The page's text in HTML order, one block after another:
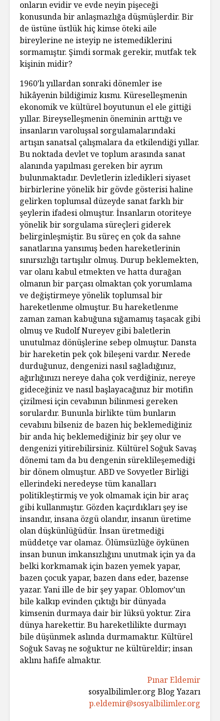
onların evidir ve evde neyin pişeceği
konusunda bir anlaşmazlığa düşmüşlerdir. Bir
de üstüne üstlük hiç kimse öteki aile
bireylerine ne isteyip ne istemediklerini
sormamıştır. Şimdi sormak gerekir, mutfak tek
kişinin midir?
1960’lı yıllardan sonraki dönemler ise
hikâyenin bildiğimiz kısmı. Küreselleşmenin
ekonomik ve kültürel boyutunun el ele gittiği
yıllar. Bireyselleşmenin öneminin arttığı ve
insanların varoluşsal sorgulamalarındaki
artışın sanatsal çalışmalara da etkilendiği yıllar.
Bu noktada devlet ve toplum arasında sanat
alanında yapılması gereken bir ayrım
bulunmaktadır. Devletlerin izledikleri siyaset
birbirlerine yönelik bir gövde gösterisi haline
gelirken toplumsal düzeyde sanat farklı bir
şeylerin ifadesi olmuştur. İnsanların otoriteye
yönelik bir sorgulama süreçleri giderek
belirginleşmiştir. Bu süreç en çok da sahne
sanatlarına yansımış beden hareketlerinin
sınırsızlığı tartışılır olmuş. Durup beklemekten,
var olanı kabul etmekten ve hatta durağan
olmanın bir parçası olmaktan çok yorumlama
ve değiştirmeye yönelik toplumsal bir
hareketlenme olmuştur. Bu hareketlenme
zaman zaman kabuğuna sığamamış taşacak gibi
olmuş ve Rudolf Nureyev gibi baletlerin
unutulmaz dönüşlerine sebep olmuştur. Dansta
bir hareketin pek çok bileşeni vardır. Nerede
durduğunuz, dengenizi nasıl sağladığınız,
ağırlığınızı nereye daha çok verdiğiniz, nereye
gideceğiniz ve nasıl başlayacağınız bir motifin
çizilmesi için cevabının bilinmesi gereken
sorulardır. Bununla birlikte tüm bunların
cevabını bilseniz de bazen hiç beklemediğiniz
bir anda hiç beklemediğiniz bir şey olur ve
dengenizi yitirebilirsiniz. Kültürel Soğuk Savaş
dönemi tam da bu dengenin süreklileşemediği
bir dönem olmuştur. ABD ve Sovyetler Birliği
ellerindeki neredeyse tüm kanalları
politikleştirmiş ve yok olmamak için bir araç
gibi kullanmıştır. Gözden kaçırdıkları şey ise
insandır, insana özgü olandır, insanın üretime
olan düşkünlüğüdür. İnsan üretmediği
müddetçe var olamaz. Ölümsüzlüğe öykünen
insan bunun imkansızlığını unutmak için ya da
belki korkmamak için bazen yemek yapar,
bazen çocuk yapar, bazen dans eder, bazense
yazar. Yani ille de bir şey yapar. Oblomov’un
bile kalkıp evinden çıktığı bir dünyada
kimsenin durmaya dair bir lüksü yoktur. Zira
dünya harekettir. Bu hareketlilikte durmayı
bile düşünmek aslında durmamaktır. Kültürel
Soğuk Savaş ne soğuktur ne kültüreldir; insan
aklını hafife almaktır.
Pınar Eldemir
sosyalbilimler.org Blog Yazarı
p.eldemir@sosyalbilimler.org